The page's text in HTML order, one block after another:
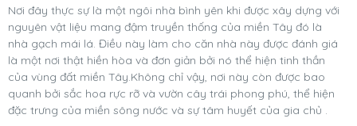
Nơi đây thực sự là một ngôi nhà bình yên khi được xây dựng với
nguyên vật liệu mang đậm truyền thống của miền Tây đó là
nhà gạch mái lá. Điều này làm cho căn nhà này được đánh giá
là một nơi thật hiền hòa và đơn giản bởi nó thể hiện tinh thần
của vùng đất miền Tây.Không chỉ vậy, nơi này còn được bao
quanh bởi sắc hoa rực rỡ và vườn cây trái phong phú, thể hiện
đặc trưng của miền sông nước và sự tâm huyết của gia chủ .